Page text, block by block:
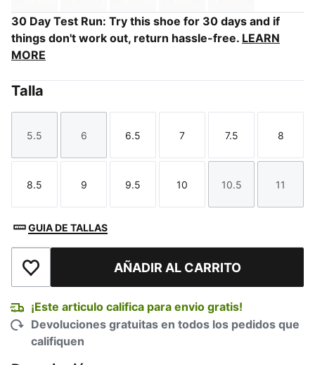
30 Day Test Run: Try this shoe for 30 days and if
things don't work out, return hassle-free. LEARN
MORE
Talla
Talla
5.5
Talla
6
Talla
6.5
Talla
7
Talla
7.5
Talla
8
Talla
8.5
Talla
9
Talla
9.5
Talla
10
Talla
10.5
Talla
11
GUIA DE TALLAS
Añadir a la lista de deseosAÑADIR AL CARRITO
¡Este articulo califica para envio gratis!
Devoluciones gratuitas en todos los pedidos que
califiquen